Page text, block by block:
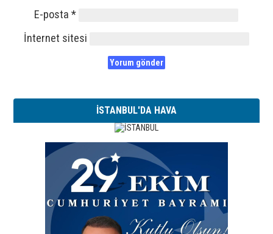
E-posta*
İnternet sitesi
İSTANBUL'DA HAVA